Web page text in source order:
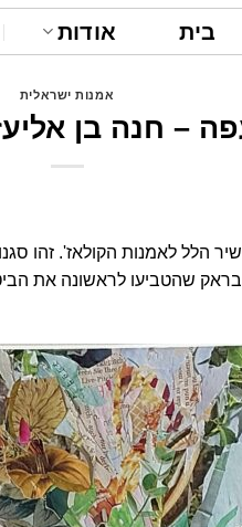
בית אודות
אמנות ישראלית
– חנה בן
הלל לאמנות הקולאז'. זהו
שהטביעו לראשונה את